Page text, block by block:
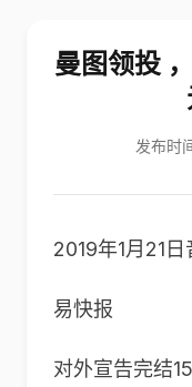
曼图领投
发布时
2019年1月21
易快报
对外宣告完结